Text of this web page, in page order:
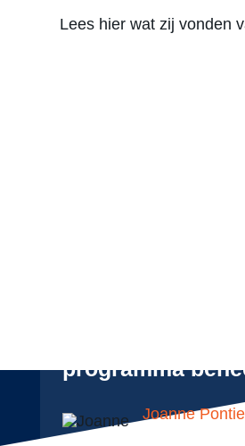
Lees hier wat zij vonden
programma
Joanne